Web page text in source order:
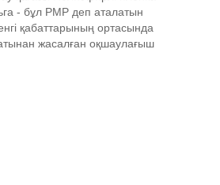
- бұл PMP деп аталатын
қабаттарының ортасында
жасалған оқшаулағыш